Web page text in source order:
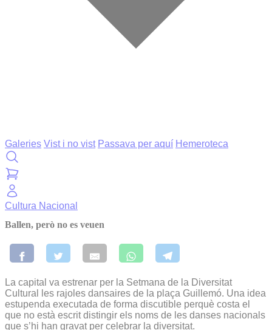
Galeries Vist i no vist Passava per aquí Hemeroteca
Cultura Nacional
Ballen, però no es veuen
La capital va estrenar per la Setmana de la Diversitat
Cultural les rajoles dansaires de la plaça Guillemó. Una idea
estupenda executada de forma discutible perquè costa el
que no està escrit distingir els noms de les danses nacionals
que s’hi han gravat per celebrar la diversitat.